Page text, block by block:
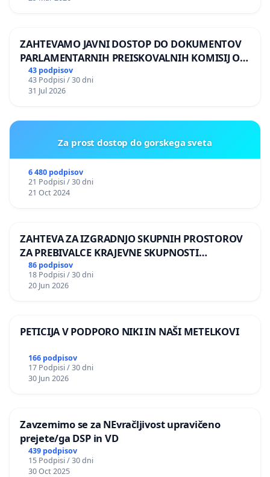
ZAHTEVAMO JAVNI DOSTOP DO DOKUMENTOV
PARLAMENTARNIH PREISKOVALNIH KOMISIJ O
ILEGALNI TRGOVINI Z OROŽJEM
43 podpisov
43 Podpisi / 30 dni
31 Jul 2026
Za prost dostop do gorskega sveta
6 480 podpisov
21 Podpisi / 30 dni
21 Oct 2024
ZAHTEVA ZA IZGRADNJO SKUPNIH PROSTOROV
ZA PREBIVALCE KRAJEVNE SKUPNOSTI
PRESTRANEK
86 podpisov
18 Podpisi / 30 dni
20 Jun 2026
PETICIJA V PODPORO NIKI IN NAŠI METELKOVI
166 podpisov
17 Podpisi / 30 dni
30 Jun 2026
Zavzemimo se za NEvračljivost upravičeno
prejete/ga DSP in VD
439 podpisov
15 Podpisi / 30 dni
30 Oct 2025